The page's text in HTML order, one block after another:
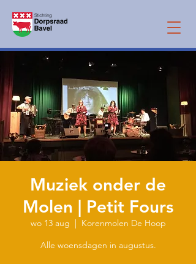
Muziek onder de
Molen | Petit Fours
wo 13 aug
  |
Korenmolen De Hoop
Alle woensdagen in augustus.